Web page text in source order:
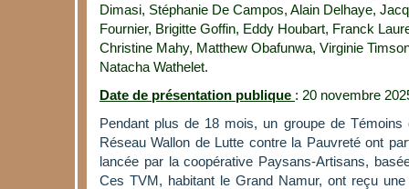
Dimasi, Stéphanie De Campos, Alain Delhaye,
Fournier, Brigitte Goffin, Eddy Houbart, Franck
Christine Mahy, Matthew Obafunwa, Virginie
Natacha Wathelet.
Date de présentation publique : 20 novembre
Pendant plus de 18 mois, un groupe de
Réseau Wallon de Lutte contre la Pauvreté ont
lancée par la coopérative Paysans-Artisans,
Ces TVM, habitant le Grand Namur, ont reçu